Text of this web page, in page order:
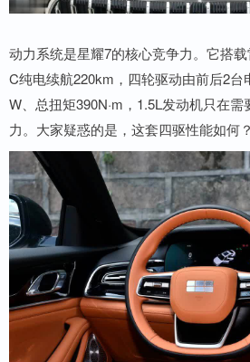
动力系统是星耀7的核心竞争力。它搭
C纯电续航220km，四轮驱动由前后2台
W、总扭矩390N·m，1.5L发动机只在
力。大家疑惑的是，这套四驱性能如何